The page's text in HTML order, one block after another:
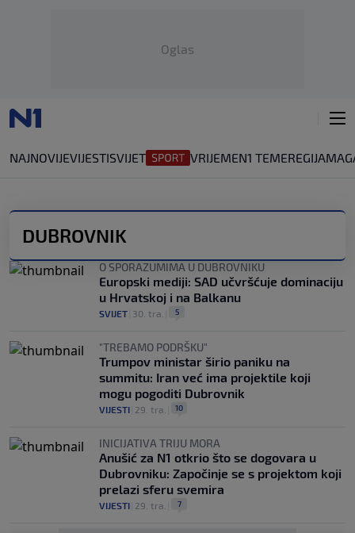
Oglas
NAJNOVIJEVIJESTISVIJET VRIJEMEN1 TEMEREGIJA
DUBROVNIK
O SPORAZUMIMA U DUBROVNIKU
Europski mediji: SAD učvršćuje dominaciju
u Hrvatskoj i na Balkanu
SVIJET 30. tra. 5
"TREBAMO PODRŠKU"
Trumpov ministar širio paniku na
summitu: Iran već ima projektile koji
mogu pogoditi Dubrovnik
VIJESTI 29. tra. 10
INICIJATIVA TRIJU MORA
Anušić za N1 otkrio što se dogovara u
Dubrovniku: Započinje se s projektom koji
prelazi sferu svemira
VIJESTI 29. tra. 7